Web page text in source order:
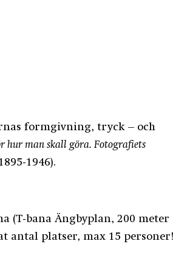
formgivning, tryck – och
hur man skall göra. Fotografiets
1946).
(T-bana Ängbyplan, 200 meter
antal platser, max 15 personer!